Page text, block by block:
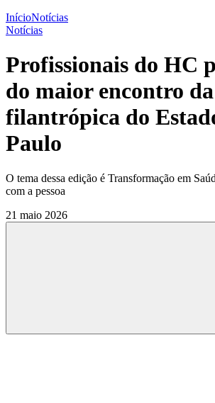
InícioNotícias
Notícias
Profissionais do HC
do maior encontro
filantrópica do
Paulo
O tema dessa edição é Transformação em
com a pessoa
21 maio 2026
Compartilhar